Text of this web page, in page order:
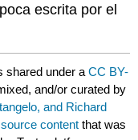
escrita por el
shared under aCC BY-
and/or curated by
and Richard
source content that was